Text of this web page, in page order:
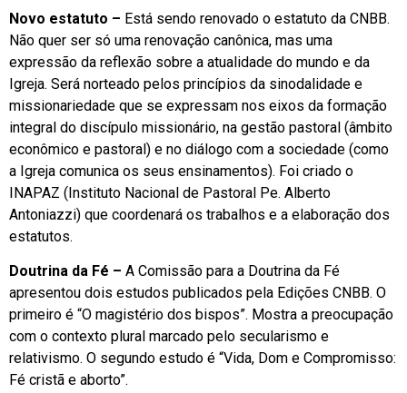
Novo estatuto – Está sendo renovado o estatuto da CNBB.
Não quer ser só uma renovação canônica, mas uma
expressão da reflexão sobre a atualidade do mundo e da
Igreja. Será norteado pelos princípios da sinodalidade e
missionariedade que se expressam nos eixos da formação
integral do discípulo missionário, na gestão pastoral (âmbito
econômico e pastoral) e no diálogo com a sociedade (como
a Igreja comunica os seus ensinamentos). Foi criado o
INAPAZ (Instituto Nacional de Pastoral Pe. Alberto
Antoniazzi) que coordenará os trabalhos e a elaboração dos
estatutos.
Doutrina da Fé – A Comissão para a Doutrina da Fé
apresentou dois estudos publicados pela Edições CNBB. O
primeiro é “O magistério dos bispos”. Mostra a preocupação
com o contexto plural marcado pelo secularismo e
relativismo. O segundo estudo é “Vida, Dom e Compromisso:
Fé cristã e aborto”.